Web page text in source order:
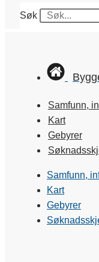
Søk
Samfunn,
Kart
Gebyrer
Samfunn,
Kart
Gebyrer